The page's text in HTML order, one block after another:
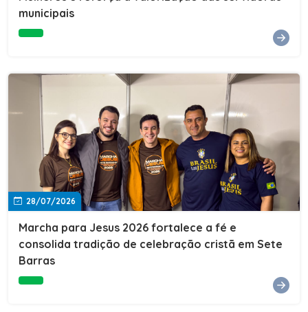
Cultura, Esporte e Lazer, Paulo Thomas, prestigiou os
compromisso da nossa gestão com a inclusão,
oferecendo a jovens e adultos a oportunidade de
concluir seus estudos e construir um futuro melhor.
Cada certificado entregue simboliza esforço,
determinação e a certeza de que investir em educação
é investir no desenvolvimento de Sete Barras."A
Prefeitura de Sete Barras também agradeceu ao SESI,
parceiro fundamental na retomada e ampliação da
Educação de Jovens e Adultos, aos professores, à
equipe da Secretaria Municipal de Educação e a todos
os profissionais que contribuíram para que esse
importante projeto voltasse a transformar a vida de
municipais
28/07/2026
Marcha para Jesus 2026 fortalece a fé e
consolida tradição de celebração cristã em Sete
Barras